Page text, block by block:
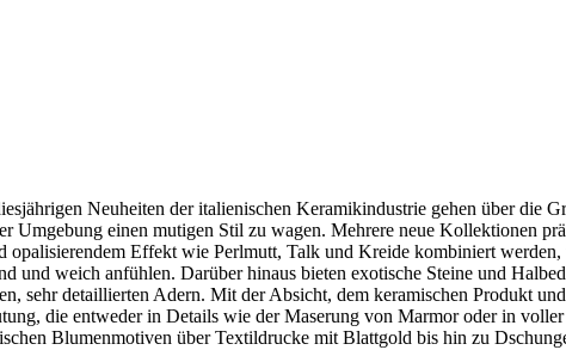
Neuheiten der italienischen Keramikindustrie gehen über die
einen mutigen Stil zu wagen. Mehrere neue Kollektionen
Effekt wie Perlmutt, Talk und Kreide kombiniert
und weich anfühlen. Darüber hinaus bieten exotische Steine und
sehr detaillierten Adern. Mit der Absicht, dem keramischen Produkt
die entweder in Details wie der Maserung von Marmor oder in
Blumenmotiven über Textildrucke mit Blattgold bis hin zu